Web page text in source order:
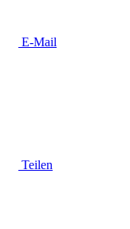
E-Mail
Teilen